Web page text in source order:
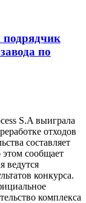
по
S.A выиграла
отходов
составляет
сообщает
ведутся
конкурса.
комплекса